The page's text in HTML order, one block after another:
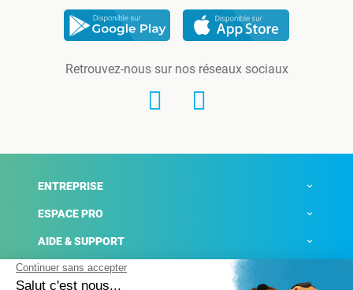
Retrouvez-nous sur nos réseaux sociaux
ENTREPRISE
ESPACE PRO
AIDE & SUPPORT
ACTUALITÉS